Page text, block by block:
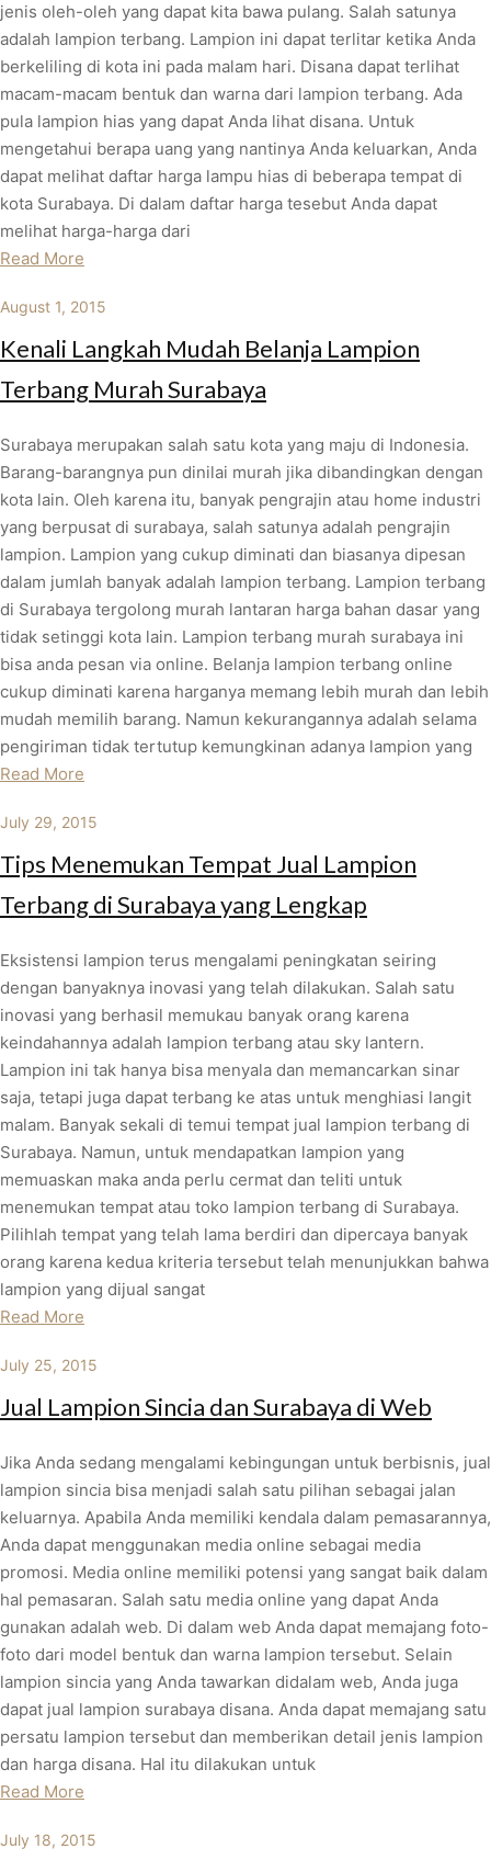
jenis oleh-oleh yang dapat kita bawa pulang. Salah satunya
adalah lampion terbang. Lampion ini dapat terlitar ketika Anda
berkeliling di kota ini pada malam hari. Disana dapat terlihat
macam-macam bentuk dan warna dari lampion terbang. Ada
pula lampion hias yang dapat Anda lihat disana. Untuk
mengetahui berapa uang yang nantinya Anda keluarkan, Anda
dapat melihat daftar harga lampu hias di beberapa tempat di
kota Surabaya. Di dalam daftar harga tesebut Anda dapat
melihat harga-harga dari
Read More
August 1, 2015
Kenali Langkah Mudah Belanja Lampion
Terbang Murah Surabaya
Surabaya merupakan salah satu kota yang maju di Indonesia.
Barang-barangnya pun dinilai murah jika dibandingkan dengan
kota lain. Oleh karena itu, banyak pengrajin atau home industri
yang berpusat di surabaya, salah satunya adalah pengrajin
lampion. Lampion yang cukup diminati dan biasanya dipesan
dalam jumlah banyak adalah lampion terbang. Lampion terbang
di Surabaya tergolong murah lantaran harga bahan dasar yang
tidak setinggi kota lain. Lampion terbang murah surabaya ini
bisa anda pesan via online. Belanja lampion terbang online
cukup diminati karena harganya memang lebih murah dan lebih
mudah memilih barang. Namun kekurangannya adalah selama
pengiriman tidak tertutup kemungkinan adanya lampion yang
Read More
July 29, 2015
Tips Menemukan Tempat Jual Lampion
Terbang di Surabaya yang Lengkap
Eksistensi lampion terus mengalami peningkatan seiring
dengan banyaknya inovasi yang telah dilakukan. Salah satu
inovasi yang berhasil memukau banyak orang karena
keindahannya adalah lampion terbang atau sky lantern.
Lampion ini tak hanya bisa menyala dan memancarkan sinar
saja, tetapi juga dapat terbang ke atas untuk menghiasi langit
malam. Banyak sekali di temui tempat jual lampion terbang di
Surabaya. Namun, untuk mendapatkan lampion yang
memuaskan maka anda perlu cermat dan teliti untuk
menemukan tempat atau toko lampion terbang di Surabaya.
Pilihlah tempat yang telah lama berdiri dan dipercaya banyak
orang karena kedua kriteria tersebut telah menunjukkan bahwa
lampion yang dijual sangat
Read More
July 25, 2015
Jual Lampion Sincia dan Surabaya di Web
Jika Anda sedang mengalami kebingungan untuk berbisnis, jual
lampion sincia bisa menjadi salah satu pilihan sebagai jalan
keluarnya. Apabila Anda memiliki kendala dalam pemasarannya,
Anda dapat menggunakan media online sebagai media
promosi. Media online memiliki potensi yang sangat baik dalam
hal pemasaran. Salah satu media online yang dapat Anda
gunakan adalah web. Di dalam web Anda dapat memajang foto-
foto dari model bentuk dan warna lampion tersebut. Selain
lampion sincia yang Anda tawarkan didalam web, Anda juga
dapat jual lampion surabaya disana. Anda dapat memajang satu
persatu lampion tersebut dan memberikan detail jenis lampion
dan harga disana. Hal itu dilakukan untuk
Read More
July 18, 2015